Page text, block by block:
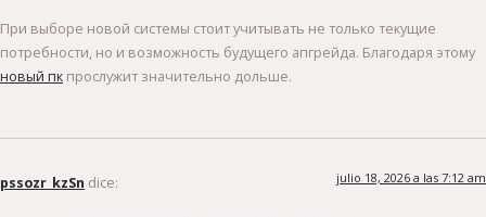
При выборе новой системы стоит учитывать не только текущие
потребности, но и возможность будущего апгрейда. Благодаря этому
новый пк прослужит значительно дольше.
pssozr_kzSn dice: julio 18, 2026 a las 7:12 am